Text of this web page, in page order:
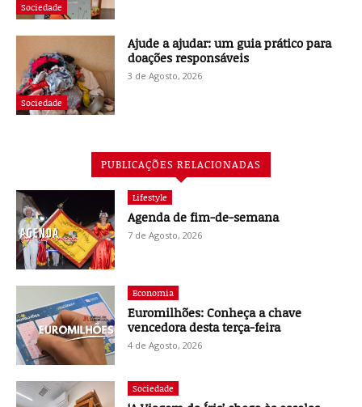
Sociedade
Sociedade
Ajude a ajudar: um guia prático para
doações responsáveis
3 de Agosto, 2026
PUBLICAÇÕES RELACIONADAS
Lifestyle
Agenda de fim-de-semana
7 de Agosto, 2026
Economia
Euromilhões: Conheça a chave
vencedora desta terça-feira
4 de Agosto, 2026
Sociedade